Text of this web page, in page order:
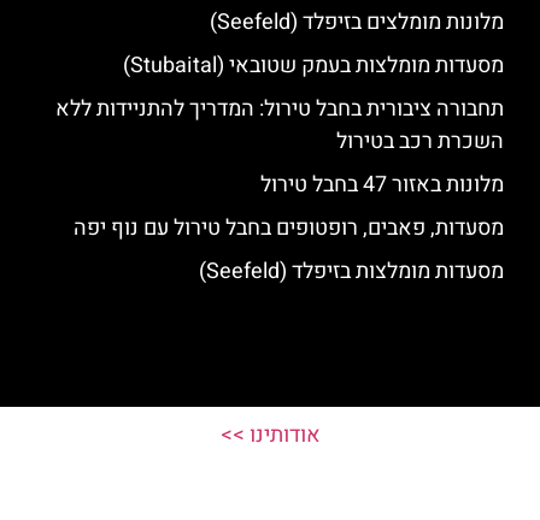
מלונות מומלצים בזיפלד (Seefeld)
מסעדות מומלצות בעמק שטובאי (Stubaital)
תחבורה ציבורית בחבל טירול: המדריך להתניידות ללא
השכרת רכב בטירול
מלונות באזור 47 בחבל טירול
מסעדות, פאבים, רופטופים בחבל טירול עם נוף יפה
מסעדות מומלצות בזיפלד (Seefeld)
אודותינו >>